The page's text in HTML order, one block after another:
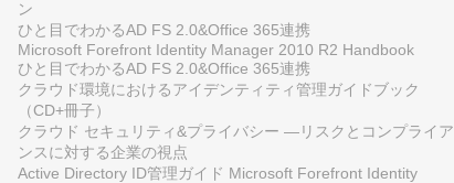
ン
ひと目でわかるAD FS 2.0&Office 365連携
Microsoft Forefront Identity Manager 2010 R2 Handbook
ひと目でわかるAD FS 2.0&Office 365連携
クラウド環境におけるアイデンティティ管理ガイドブック
（CD+冊子）
クラウド セキュリティ&プライバシー ―リスクとコンプライア
ンスに対する企業の視点
Active Directory ID管理ガイド Microsoft Forefront Identity